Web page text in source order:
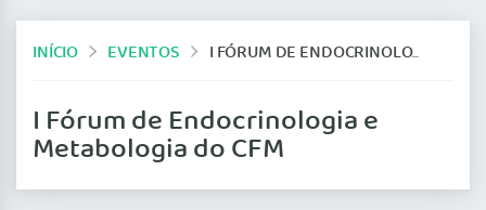
INÍCIO EVENTOS I FÓRUM DE ENDOCRINOLOGIA E METABOLOGIA DO CFM
I Fórum de Endocrinologia e
Metabologia do CFM